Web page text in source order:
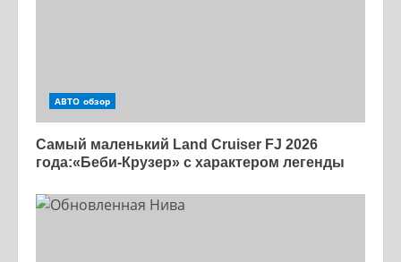
АВТО обзор
Самый маленький Land Cruiser FJ 2026
года:«Беби-Крузер» с характером легенды